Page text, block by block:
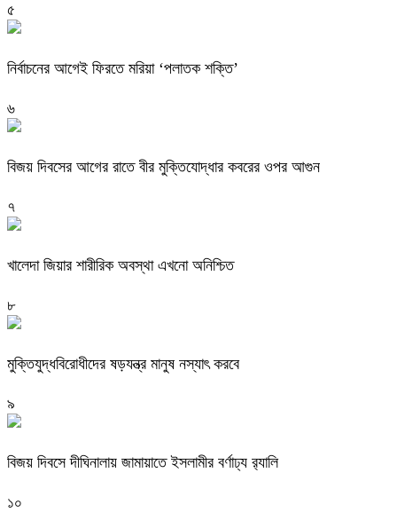
৫
নির্বাচনের আগেই ফিরতে মরিয়া ‘পলাতক শক্তি’
৬
বিজয় দিবসের আগের রাতে বীর মুক্তিযোদ্ধার কবরের ওপর আগুন
৭
খালেদা জিয়ার শারীরিক অবস্থা এখনো অনিশ্চিত
৮
মুক্তিযুদ্ধবিরোধীদের ষড়যন্ত্র মানুষ নস্যাৎ করবে
৯
বিজয় দিবসে দীঘিনালায় জামায়াতে ইসলামীর বর্ণাঢ্য র‍্যালি
১০